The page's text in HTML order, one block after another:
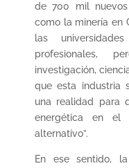
de 700 mil
como la minería en
las
profesionales,
investigación,
que esta industria
una realidad para
energética en el
alternativo”.
En ese sentido,